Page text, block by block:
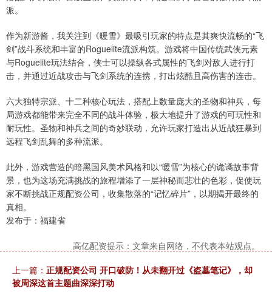
派。
作为新游酱，我关注到《暖雪》最吸引玩家的特点是其爽快流畅的“飞
剑”战斗系统和丰富的Roguelite流派构筑。游戏将中国传统武侠元素
与Roguelite玩法结合，侠士可以操纵各式属性的飞剑对敌人进行打
击，并通过近战攻击与飞剑系统的连携，打出炫酷且高伤害的连击。
六大独特宗派、十二种核心玩法，搭配上数量庞大的圣物和神兵，每
局游戏都能带来完全不同的战斗体验，极大地提升了游戏的可玩性和
耐玩性。圣物和神兵之间的奇妙联动，允许玩家打造出从近战狂暴到
远程飞剑乱舞的多种流派。
此外，游戏营造的暗黑国风美术风格和以“暖雪”为核心的诡谲故事背
景，也为这场充满挑战的旅程增添了一层神秘而悲壮的色彩，促使玩
家不断挑战正规配资公司，收集散落的“记忆碎片”，以期揭开最终的
真相。
发布于：福建省
高亿配资提示：文章来自网络，不代表本站观点。
上一篇： 正规配资公司 开口破防！从未翻开过《盗墓笔记》，却
被周深这首主题曲深深打动